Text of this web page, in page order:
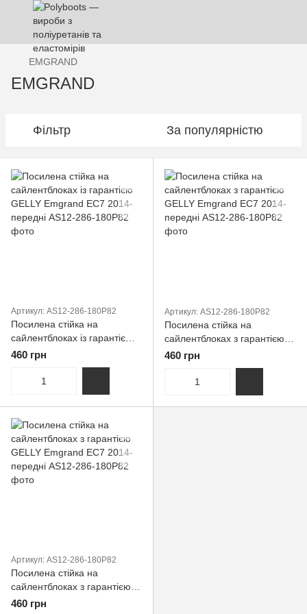
EMGRAND
EMGRAND
Фільтр За популярністю
Артикул: AS12-286-180P82
Посилена стійка на
сайлентблоках із гарантією
GELLY Emgrand EC7 2014-
460 грн
Артикул: AS12-286-180P82
Посилена стійка на
сайлентблоках з гарантією
GELLY Emgrand EC7 2014-
460 грн
Артикул: AS12-286-180P82
Посилена стійка на
сайлентблоках з гарантією
GELLY Emgrand EC7 2014-
460 грн